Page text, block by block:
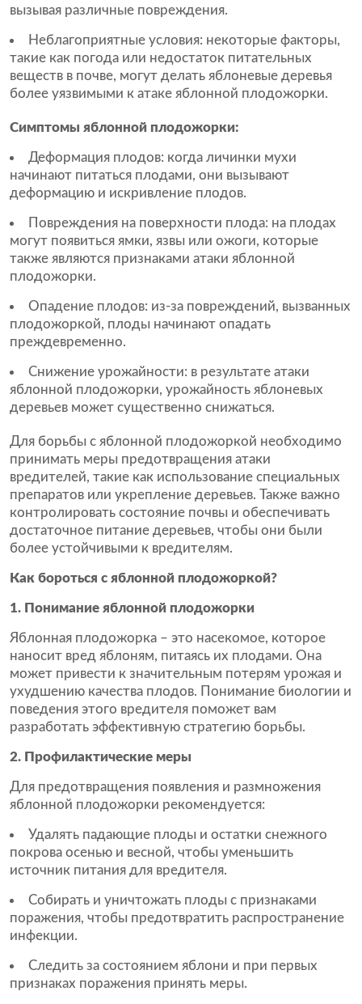
вызывая различные повреждения.
Неблагоприятные условия: некоторые факторы,
такие как погода или недостаток питательных
веществ в почве, могут делать яблоневые деревья
более уязвимыми к атаке яблонной плодожорки.
Симптомы яблонной плодожорки:
Деформация плодов: когда личинки мухи
начинают питаться плодами, они вызывают
деформацию и искривление плодов.
Повреждения на поверхности плода: на плодах
могут появиться ямки, язвы или ожоги, которые
также являются признаками атаки яблонной
плодожорки.
Опадение плодов: из-за повреждений, вызванных
плодожоркой, плоды начинают опадать
преждевременно.
Снижение урожайности: в результате атаки
яблонной плодожорки, урожайность яблоневых
деревьев может существенно снижаться.
Для борьбы с яблонной плодожоркой необходимо
принимать меры предотвращения атаки
вредителей, такие как использование специальных
препаратов или укрепление деревьев. Также важно
контролировать состояние почвы и обеспечивать
достаточное питание деревьев, чтобы они были
более устойчивыми к вредителям.
Как бороться с яблонной плодожоркой?
1. Понимание яблонной плодожорки
Яблонная плодожорка – это насекомое, которое
наносит вред яблоням, питаясь их плодами. Она
может привести к значительным потерям урожая и
ухудшению качества плодов. Понимание биологии и
поведения этого вредителя поможет вам
разработать эффективную стратегию борьбы.
2. Профилактические меры
Для предотвращения появления и размножения
яблонной плодожорки рекомендуется:
Удалять падающие плоды и остатки снежного
покрова осенью и весной, чтобы уменьшить
источник питания для вредителя.
Собирать и уничтожать плоды с признаками
поражения, чтобы предотвратить распространение
инфекции.
Следить за состоянием яблони и при первых
признаках поражения принять меры.